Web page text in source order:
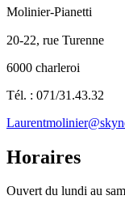
Molinier-Pianetti
20-22, rue Turenne
6000 charleroi
Tél. : 071/31.43.32
Horaires
Ouvert du lundi au